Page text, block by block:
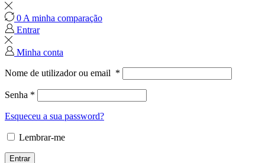
0 A minha comparação
Entrar
Minha conta
Nome de utilizador ou email *
Senha *
Esqueceu a sua password?
Lembrar-me
Entrar